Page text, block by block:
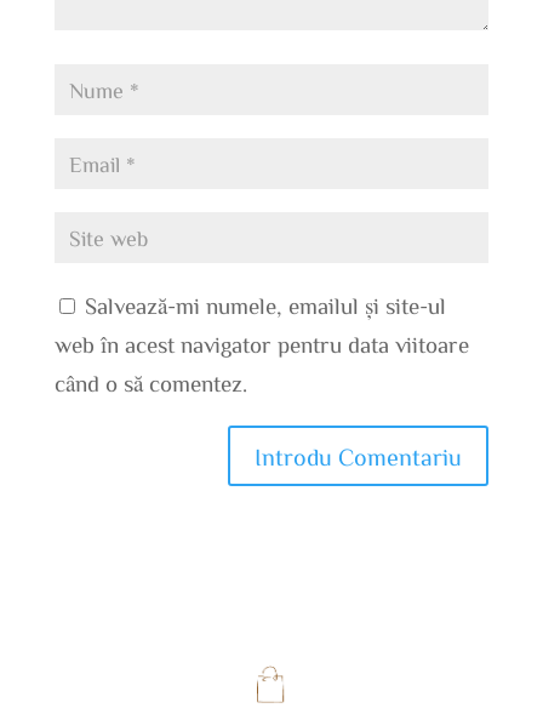
Salvează-mi numele, emailul și site-ul
web în acest navigator pentru data viitoare
când o să comentez.